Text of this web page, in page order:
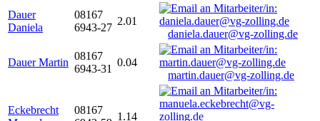
Dauer
Daniela
08167
6943-27
2.01
daniela.dauer@vg-zolling.de
Dauer Martin
08167
6943-31
0.04
martin.dauer@vg-zolling.de
Eckebrecht
08167
1.14